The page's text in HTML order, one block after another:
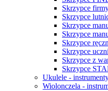
Skrzypce
Skrzypce
Skrzypce
Skrzypce
Skrzypce
Skrzypce
Skrzypce z
Skrzypce
Ukulele -
Wiolonczela -